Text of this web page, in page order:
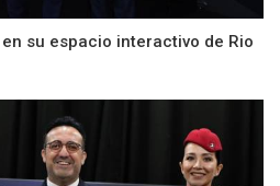
su espacio interactivo de Rio